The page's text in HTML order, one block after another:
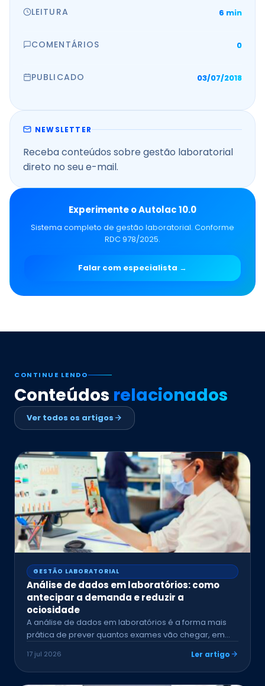
LEITURA 6 min
COMENTÁRIOS 0
PUBLICADO 03/07/2018
NEWSLETTER
Receba conteúdos sobre gestão laboratorial
direto no seu e-mail.
Experimente o Autolac 10.0
Sistema completo de gestão laboratorial. Conforme
RDC 978/2025.
Falar com especialista →
CONTINUE LENDO
Conteúdos relacionados
Ver todos os artigos
GESTÃO LABORATORIAL
Análise de dados em laboratórios: como
antecipar a demanda e reduzir a
ociosidade
A análise de dados em laboratórios é a forma mais
prática de prever quantos exames vão chegar, em…
17 jul 2026 Ler artigo